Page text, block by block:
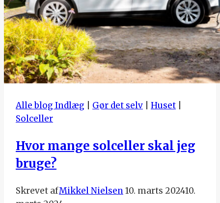
Alle blog Indlæg Gør det selv Huset
Solceller
Hvor mange solceller skal jeg
bruge?
Skrevet afMikkel Nielsen10. marts 202410.